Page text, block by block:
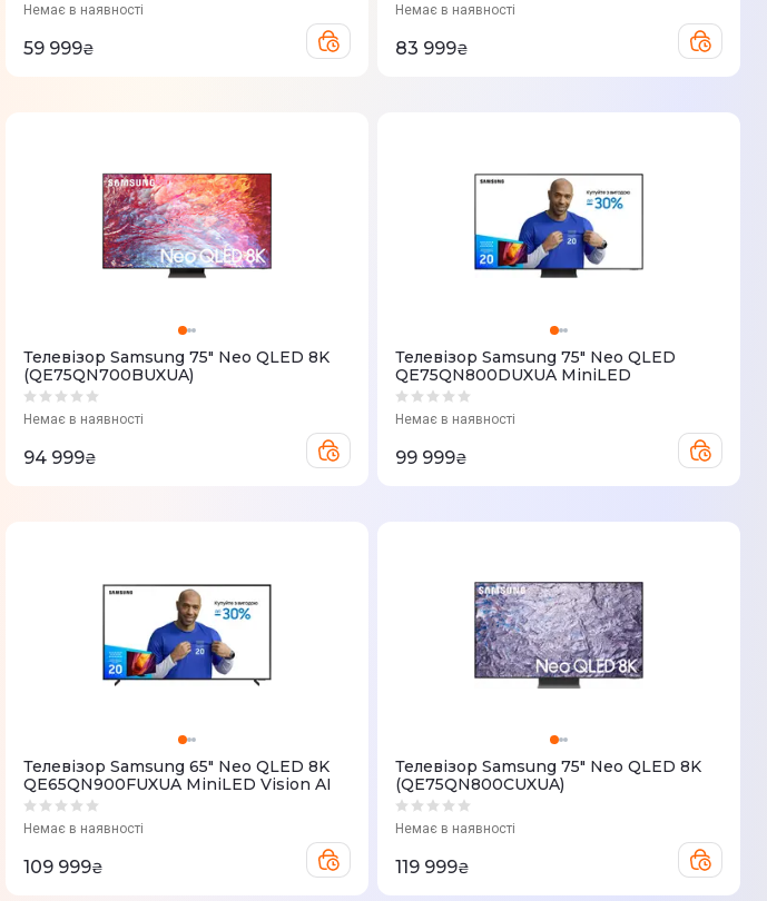
Немає в наявності
59 999₴
Немає в наявності
83 999₴
Телевізор Samsung 75" Neo QLED 8K
(QE75QN700BUXUA)
Немає в наявності
94 999₴
Телевізор Samsung 75" Neo QLED
QE75QN800DUXUA MiniLED
Немає в наявності
99 999₴
Телевізор Samsung 65" Neo QLED 8K
QE65QN900FUXUA MiniLED Vision AI
Немає в наявності
109 999₴
Телевізор Samsung 75" Neo QLED 8K
(QE75QN800CUXUA)
Немає в наявності
119 999₴